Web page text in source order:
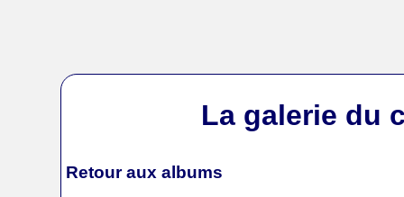
La galerie du
Retour aux albums